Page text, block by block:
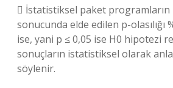
 İstatistiksel paket programların
sonucunda elde edilen p-olasılığı
ise, yani p ≤ 0,05 ise H0 hipotezi
sonuçların istatistiksel olarak
söylenir.